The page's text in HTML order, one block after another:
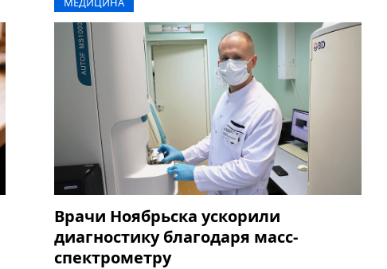
Врачи Ноябрьска ускорили
диагностику благодаря масс-
спектрометру